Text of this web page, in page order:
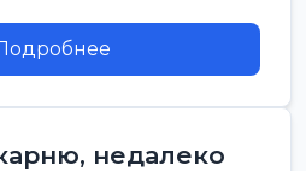
недалеко